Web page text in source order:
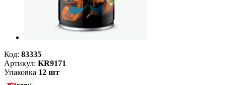
Код: 83335
Артикул: KR9171
Упаковка 12 шт